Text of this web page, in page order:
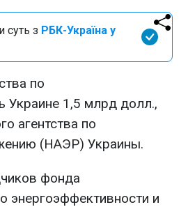
суть з РБК-Україна у
по
Украине 1,5 млрд долл.,
агентства по
(НАЭР) Украины.
фонда
энергоэффективности и